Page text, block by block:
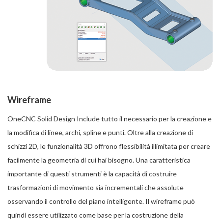
Wireframe
OneCNC Solid Design Include tutto il necessario per la creazione e
la modifica di linee, archi, spline e punti. Oltre alla creazione di
schizzi 2D, le funzionalità 3D offrono flessibilità illimitata per creare
facilmente la geometria di cui hai bisogno. Una caratteristica
importante di questi strumenti è la capacità di costruire
trasformazioni di movimento sia incrementali che assolute
osservando il controllo del piano intelligente. Il wireframe può
quindi essere utilizzato come base per la costruzione della